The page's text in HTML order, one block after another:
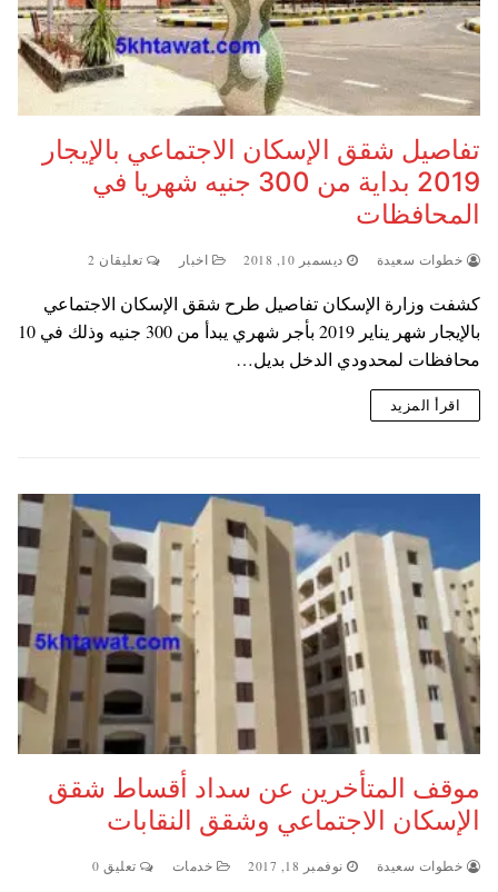
تفاصيل شقق الإسكان الاجتماعي بالإيجار
2019 بداية من 300 جنيه شهريا في
المحافظات
خطوات سعيدة ديسمبر 10, 2018 اخبار تعليقان 2
كشفت وزارة الإسكان تفاصيل طرح شقق الإسكان الاجتماعي
بالإيجار شهر يناير 2019 بأجر شهري يبدأ من 300 جنيه وذلك في 10
محافظات لمحدودي الدخل بديل…
اقرأ المزيد
موقف المتأخرين عن سداد أقساط شقق
الإسكان الاجتماعي وشقق النقابات
خطوات سعيدة نوفمبر 18, 2017 خدمات تعليق 0